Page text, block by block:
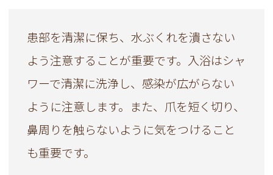
患部を清潔に保ち、水ぶくれを潰さない
よう注意することが重要です。入浴はシャ
ワーで清潔に洗浄し、感染が広がらない
ように注意します。また、爪を短く切り、
鼻周りを触らないように気をつけること
も重要です。